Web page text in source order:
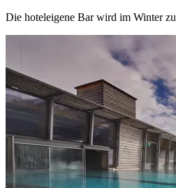
Die hoteleigene Bar wird im Winter